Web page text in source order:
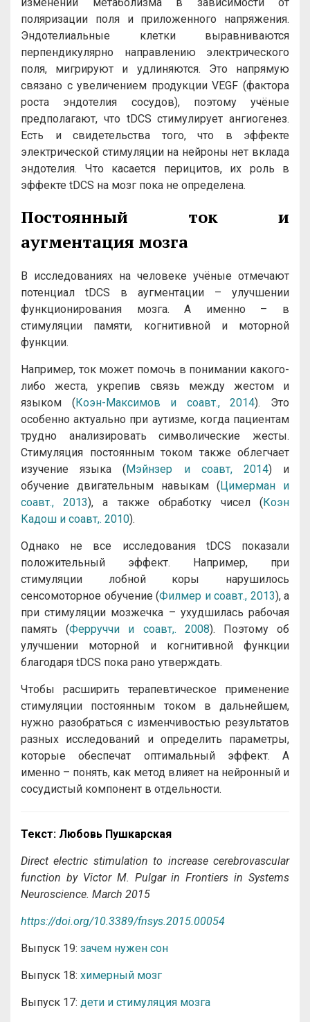
поляризации поля и приложенного напряжения.
Эндотелиальные клетки выравниваются
перпендикулярно направлению электрического
поля, мигрируют и удлиняются. Это напрямую
связано с увеличением продукции VEGF (фактора
роста эндотелия сосудов), поэтому учёные
предполагают, что tDCS стимулирует ангиогенез.
Есть и свидетельства того, что в эффекте
электрической стимуляции на нейроны нет вклада
эндотелия. Что касается перицитов, их роль в
эффекте tDCS на мозг пока не определена.
Постоянный ток и
аугментация мозга
В исследованиях на человеке учёные отмечают
потенциал tDCS в аугментации – улучшении
функционирования мозга. А именно – в
стимуляции памяти, когнитивной и моторной
функции.
Например, ток может помочь в понимании какого-
либо жеста, укрепив связь между жестом и
языком (Коэн-Максимов и соавт., 2014). Это
особенно актуально при аутизме, когда пациентам
трудно анализировать символические жесты.
Стимуляция постоянным током также облегчает
изучение языка (Мэйнзер и соавт, 2014) и
обучение двигательным навыкам (Цимерман и
соавт., 2013), а также обработку чисел (Коэн
Кадош и соавт,. 2010).
Однако не все исследования tDCS показали
положительный эффект. Например, при
стимуляции лобной коры нарушилось
сенсомоторное обучение (Филмер и соавт., 2013), а
при стимуляции мозжечка – ухудшилась рабочая
память (Ферруччи и соавт,. 2008). Поэтому об
улучшении моторной и когнитивной функции
благодаря tDCS пока рано утверждать.
Чтобы расширить терапевтическое применение
стимуляции постоянным током в дальнейшем,
нужно разобраться с изменчивостью результатов
разных исследований и определить параметры,
которые обеспечат оптимальный эффект. А
именно – понять, как метод влияет на нейронный и
сосудистый компонент в отдельности.
Текст: Любовь Пушкарская
Direct electric stimulation to increase cerebrovascular
function by Victor M. Pulgar inFrontiers in Systems
Neuroscience. March 2015
https://doi.org/10.3389/fnsys.2015.00054
Выпуск 19: зачем нужен сон
Выпуск 18: химерный мозг
Выпуск 17: дети и стимуляция мозга